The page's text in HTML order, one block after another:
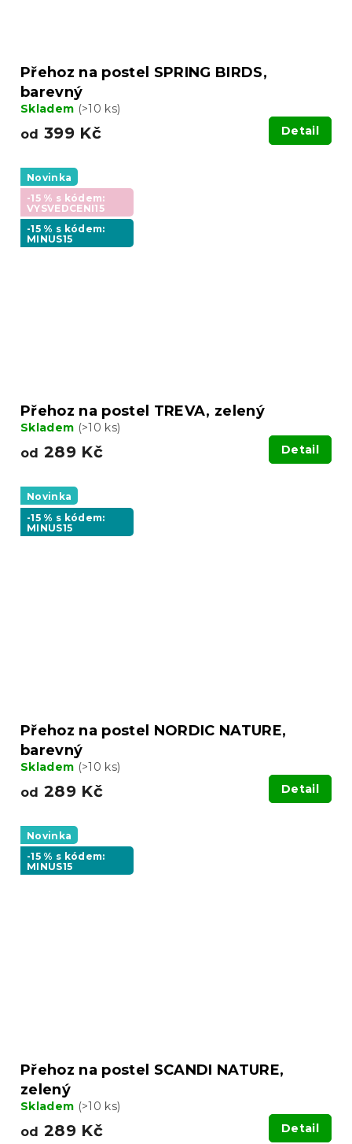
Přehoz na postel SPRING BIRDS,
barevný
Skladem (>10 ks)
od 399 Kč Detail
Novinka
-15 % s kódem:
VYSVEDCENI15
-15 % s kódem:
MINUS15
Přehoz na postel TREVA, zelený
Skladem (>10 ks)
od 289 Kč Detail
Novinka
-15 % s kódem:
MINUS15
Přehoz na postel NORDIC NATURE,
barevný
Skladem (>10 ks)
od 289 Kč Detail
Novinka
-15 % s kódem:
MINUS15
Přehoz na postel SCANDI NATURE,
zelený
Skladem (>10 ks)
od 289 Kč Detail